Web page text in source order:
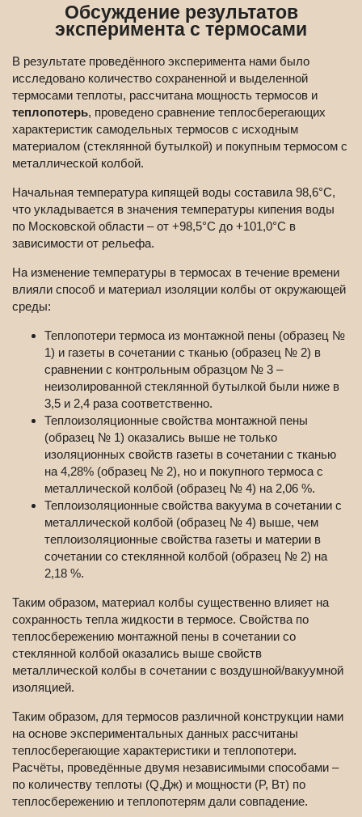
Обсуждение результатов
эксперимента с термосами
В результате проведённого эксперимента нами было
исследовано количество сохраненной и выделенной
термосами теплоты, рассчитана мощность термосов и
теплопотерь, проведено сравнение теплосберегающих
характеристик самодельных термосов с исходным
материалом (стеклянной бутылкой) и покупным термосом с
металлической колбой.
Начальная температура кипящей воды составила 98,6°С,
что укладывается в значения температуры кипения воды
по Московской области – от +98,5°С до +101,0°С в
зависимости от рельефа.
На изменение температуры в термосах в течение времени
влияли способ и материал изоляции колбы от окружающей
среды:
Теплопотери термоса из монтажной пены (образец №
1) и газеты в сочетании с тканью (образец № 2) в
сравнении с контрольным образцом № 3 –
неизолированной стеклянной бутылкой были ниже в
3,5 и 2,4 раза соответственно.
Теплоизоляционные свойства монтажной пены
(образец № 1) оказались выше не только
изоляционных свойств газеты в сочетании с тканью
на 4,28% (образец № 2), но и покупного термоса с
металлической колбой (образец № 4) на 2,06 %.
Теплоизоляционные свойства вакуума в сочетании с
металлической колбой (образец № 4) выше, чем
теплоизоляционные свойства газеты и материи в
сочетании со стеклянной колбой (образец № 2) на
2,18 %.
Таким образом, материал колбы существенно влияет на
сохранность тепла жидкости в термосе. Свойства по
теплосбережению монтажной пены в сочетании со
стеклянной колбой оказались выше свойств
металлической колбы в сочетании с воздушной/вакуумной
изоляцией.
Таким образом, для термосов различной конструкции нами
на основе экспериментальных данных рассчитаны
теплосберегающие характеристики и теплопотери.
Расчёты, проведённые двумя независимыми способами –
по количеству теплоты (Q,Дж) и мощности (P, Вт) по
теплосбережению и теплопотерям дали совпадение.